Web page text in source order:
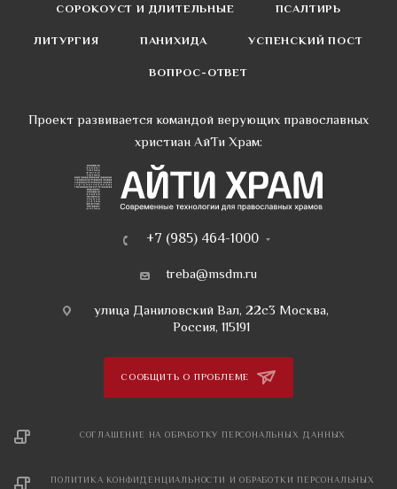
СОРОКОУСТ И ДЛИТЕЛЬНЫЕ
ПСАЛТИРЬ
ЛИТУРГИЯ
ПАНИХИДА
УСПЕНСКИЙ ПОСТ
ВОПРОС-ОТВЕТ
Проект развивается командой верующих православных
христиан АйТи Храм:
+7 (985) 464-1000
treba@msdm.ru
улица Даниловский Вал, 22с3 Москва,
Россия, 115191
СООБЩИТЬ О ПРОБЛЕМЕ
СОГЛАШЕНИЕ НА ОБРАБОТКУ ПЕРСОНАЛЬНЫХ ДАННЫХ
ПОЛИТИКА КОНФИДЕНЦИАЛЬНОСТИ И ОБРАБОТКИ ПЕРСОНАЛЬНЫХ